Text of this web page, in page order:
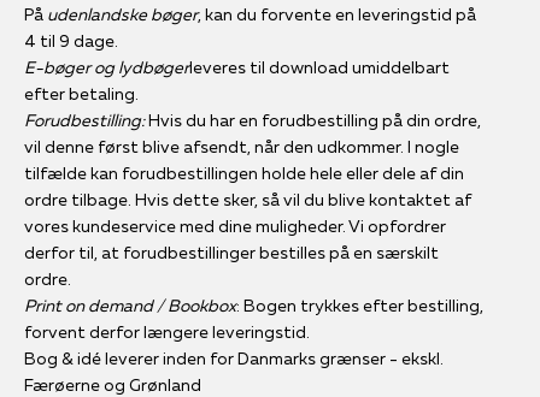
På udenlandske bøger, kan du forvente en leveringstid på
4 til 9 dage.
E-bøger og lydbøgerleveres til download umiddelbart
efter betaling.
Forudbestilling:Hvis du har en forudbestilling på din ordre,
vil denne først blive afsendt, når den udkommer. I nogle
tilfælde kan forudbestillingen holde hele eller dele af din
ordre tilbage. Hvis dette sker, så vil du blive kontaktet af
vores kundeservice med dine muligheder. Vi opfordrer
derfor til, at forudbestillinger bestilles på en særskilt
ordre.
Print on demand / Bookbox: Bogen trykkes efter bestilling,
forvent derfor længere leveringstid.
Bog & idé leverer inden for Danmarks grænser - ekskl.
Færøerne og Grønland